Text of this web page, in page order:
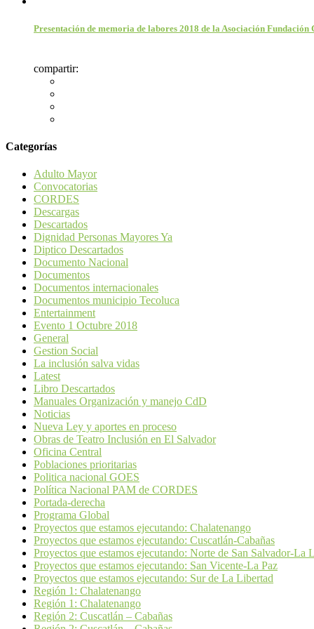
Presentación de memoria de labores 2018 de la Asociación Fundación
compartir:
Categorías
Adulto Mayor
Convocatorias
CORDES
Descargas
Descartados
Dignidad Personas Mayores Ya
Diptico Descartados
Documento Nacional
Documentos
Documentos internacionales
Documentos municipio Tecoluca
Entertainment
Evento 1 Octubre 2018
General
Gestion Social
La inclusión salva vidas
Latest
Libro Descartados
Manuales Organización y manejo CdD
Noticias
Nueva Ley y aportes en proceso
Obras de Teatro Inclusión en El Salvador
Oficina Central
Poblaciones prioritarias
Politica nacional GOES
Política Nacional PAM de CORDES
Portada-derecha
Programa Global
Proyectos que estamos ejecutando: Chalatenango
Proyectos que estamos ejecutando: Cuscatlán-Cabañas
Proyectos que estamos ejecutando: Norte de San Salvador-La
Proyectos que estamos ejecutando: San Vicente-La Paz
Proyectos que estamos ejecutando: Sur de La Libertad
Región 1: Chalatenango
Región 1: Chalatenango
Región 2: Cuscatlán – Cabañas